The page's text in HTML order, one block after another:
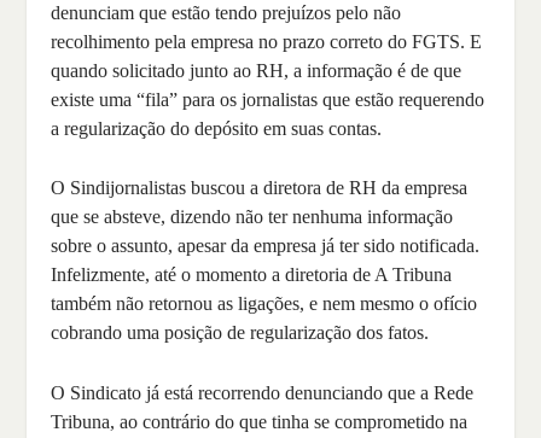
denunciam que estão tendo prejuízos pelo não
recolhimento pela empresa no prazo correto do FGTS. E
quando solicitado junto ao RH, a informação é de que
existe uma “fila” para os jornalistas que estão requerendo
a regularização do depósito em suas contas.
O Sindijornalistas buscou a diretora de RH da empresa
que se absteve, dizendo não ter nenhuma informação
sobre o assunto, apesar da empresa já ter sido notificada.
Infelizmente, até o momento a diretoria de A Tribuna
também não retornou as ligações, e nem mesmo o ofício
cobrando uma posição de regularização dos fatos.
O Sindicato já está recorrendo denunciando que a Rede
Tribuna, ao contrário do que tinha se comprometido na